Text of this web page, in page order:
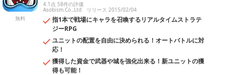
無料
4.1点 58件の評価
Asobism.Co.,Ltd リリース 2015/02/04
指1本で戦場にキャラを召喚するリアルタイムストラテ
ジーRPG
ユニットの配置を自由に決められる！オートバトルに対
応！
獲得した資金で武器や城を強化出来る！新ユニットの獲
得も可能！